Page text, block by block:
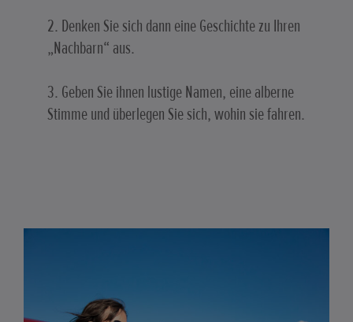
2. Denken Sie sich dann eine Geschichte zu Ihren
„Nachbarn“ aus.
3. Geben Sie ihnen lustige Namen, eine alberne
Stimme und überlegen Sie sich, wohin sie fahren.